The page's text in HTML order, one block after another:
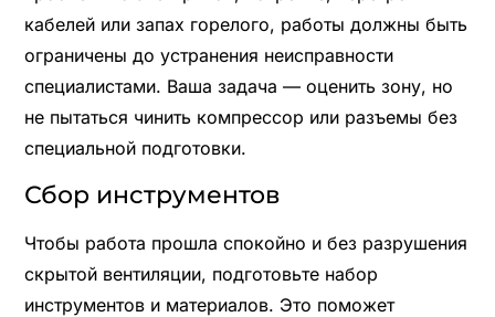
кабелей или запах горелого, работы должны быть
ограничены до устранения неисправности
специалистами. Ваша задача — оценить зону, но
не пытаться чинить компрессор или разъемы без
специальной подготовки.
Сбор инструментов
Чтобы работа прошла спокойно и без разрушения
скрытой вентиляции, подготовьте набор
инструментов и материалов. Это поможет